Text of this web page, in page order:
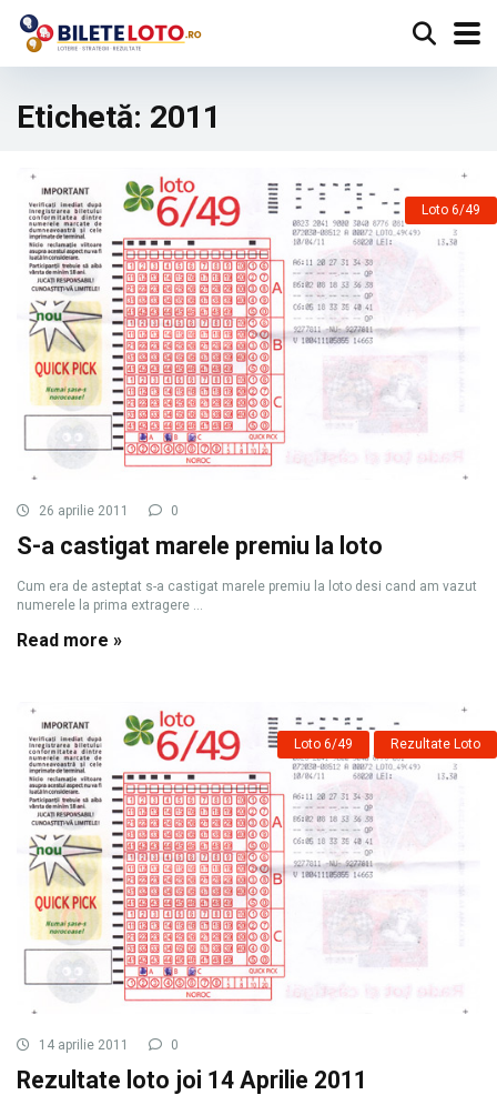
Etichetă: 2011
Loto 6/49
26 aprilie 2011 0
S-a castigat marele premiu la loto
Cum era de asteptat s-a castigat marele premiu la loto desi cand am vazut
numerele la prima extragere ...
Read more »
Loto 6/49 Rezultate Loto
14 aprilie 2011 0
Rezultate loto joi 14 Aprilie 2011